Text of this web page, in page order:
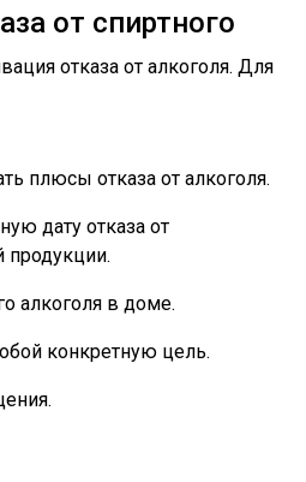
от спиртного
отказа от алкоголя. Для
плюсы отказа от алкоголя.
дату отказа от
продукции.
алкоголя в доме.
конкретную цель.